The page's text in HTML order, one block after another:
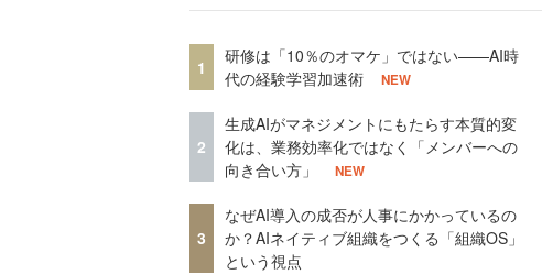
1
研修は「10％のオマケ」ではない——AI時
代の経験学習加速術
NEW
2
生成AIがマネジメントにもたらす本質的変
化は、業務効率化ではなく「メンバーへの
向き合い方」
NEW
3
なぜAI導入の成否が人事にかかっているの
か？AIネイティブ組織をつくる「組織OS」
という視点